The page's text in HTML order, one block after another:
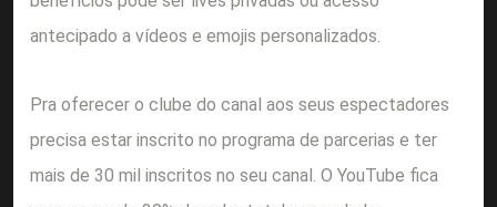
antecipado a vídeos e emojis personalizados.
Pra oferecer o clube do canal aos seus espectadores
precisa estar inscrito no programa de parcerias e ter
mais de 30 mil inscritos no seu canal. O YouTube fica